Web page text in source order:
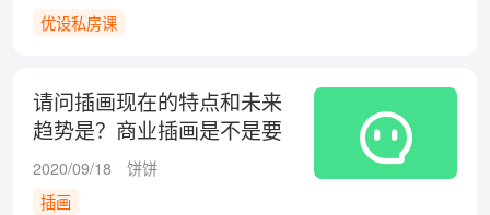
优设私房课
请问插画现在的特点和未来
趋势是？商业插画是不是要
元素很多，色彩一定要丰
2020/09/18
饼饼
插画